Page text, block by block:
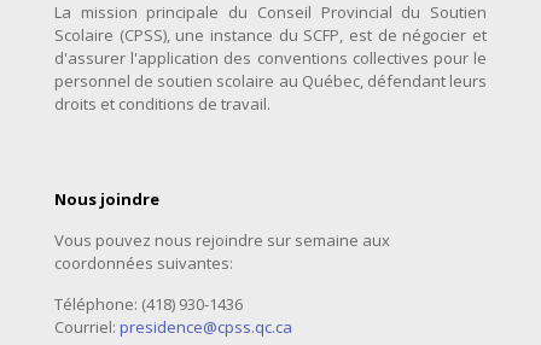
La mission principale du Conseil Provincial du Soutien
Scolaire (CPSS), une instance du SCFP, est de négocier et
d'assurer l'application des conventions collectives pour le
personnel de soutien scolaire au Québec, défendant leurs
droits et conditions de travail.
Nous joindre
Vous pouvez nous rejoindre sur semaine aux
coordonnées suivantes:
Téléphone: (418) 930-1436
Courriel: presidence@cpss.qc.ca